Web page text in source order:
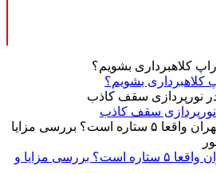
کلاهبرداری بشویم؟
سقف کاذب
آیا هتل نور حیات تهران واقعا ۵ ستاره است؟ بررسی مزایا و